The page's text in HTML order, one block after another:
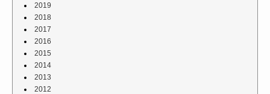
2019
2018
2017
2016
2015
2014
2013
2012